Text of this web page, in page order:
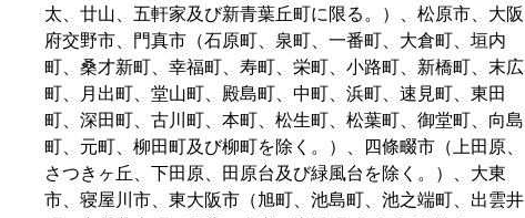
太、廿山、五軒家及び新青葉丘町に限る。）、松原市、大阪
府交野市、門真市（石原町、泉町、一番町、大倉町、垣内
町、桑才新町、幸福町、寿町、栄町、小路町、新橋町、末広
町、月出町、堂山町、殿島町、中町、浜町、速見町、東田
町、深田町、古川町、本町、松生町、松葉町、御堂町、向島
町、元町、柳田町及び柳町を除く。）、四條畷市（上田原、
さつきヶ丘、下田原、田原台及び緑風台を除く。）、大東
市、寝屋川市、東大阪市（旭町、池島町、池之端町、出雲井